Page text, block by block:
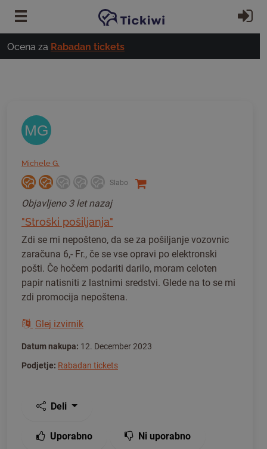
Preskoči na glavno vsebino
Ocena za Rabadan tickets
MG
Michele G.
Slabo
Objavljeno 3 let nazaj
"Stroški pošiljanja"
Zdi se mi nepošteno, da se za pošiljanje vozovnic
zaračuna 6,- Fr., če se vse opravi po elektronski
pošti. Če hočem podariti darilo, moram celoten
papir natisniti z lastnimi sredstvi. Glede na to se mi
zdi promocija nepoštena.
Glej izvirnik
Datum nakupa: 12. December 2023
Podjetje: Rabadan tickets
Deli
Uporabno Ni uporabno